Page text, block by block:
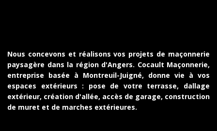
Nous concevons et réalisons vos projets de maçonnerie
paysagère dans la région d'Angers. Cocault Maçonnerie,
entreprise basée à Montreuil-Juigné, donne vie à vos
espaces extérieurs : pose de votre terrasse, dallage
extérieur, création d'allée, accès de garage, construction
de muret et de marches extérieures.